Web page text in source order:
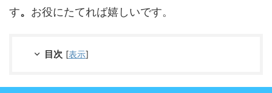
す。 お役にたてれば嬉しいです。
目次 [表示]